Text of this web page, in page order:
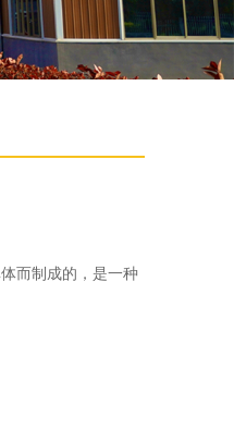
而制成的，是一种